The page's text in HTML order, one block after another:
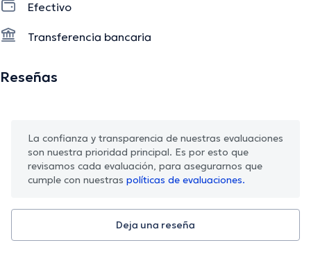
odontólogas más respetadas en la ciudad de Medellín,
dedicación inquebrantable al cuidado dental y bienestar
Efectivo
Transferencia bancaria
Reseñas
La confianza y transparencia de nuestras evaluaciones
son nuestra prioridad principal. Es por esto que
revisamos cada evaluación, para asegurarnos que
cumple con nuestras políticas de evaluaciones.
Deja una reseña